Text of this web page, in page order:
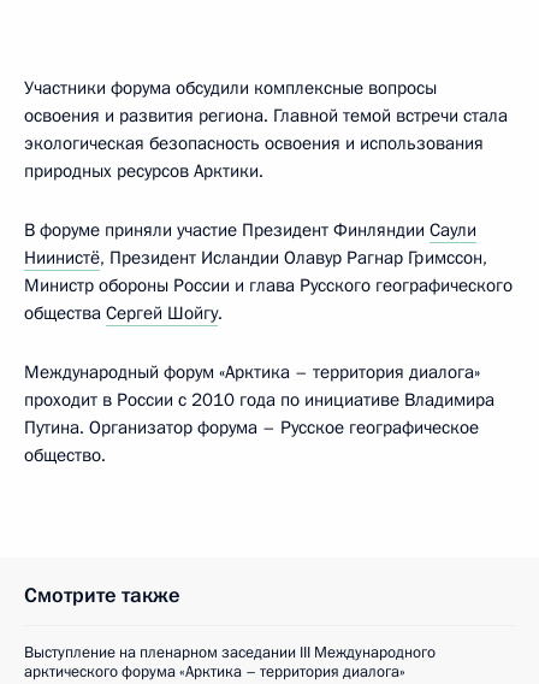
Участники форума обсудили комплексные вопросы
освоения и развития региона. Главной темой встречи стала
экологическая безопасность освоения и использования
природных ресурсов Арктики.
В форуме приняли участие Президент Финляндии Саули
Ниинистё, Президент Исландии Олавур Рагнар Гримссон,
Министр обороны России и глава Русского географического
общества Сергей Шойгу.
Международный форум «Арктика – территория диалога»
проходит в России с 2010 года по инициативе Владимира
Путина. Организатор форума – Русское географическое
общество.
Смотрите также
Выступление на пленарном заседании III Международного
арктического форума «Арктика – территория диалога»